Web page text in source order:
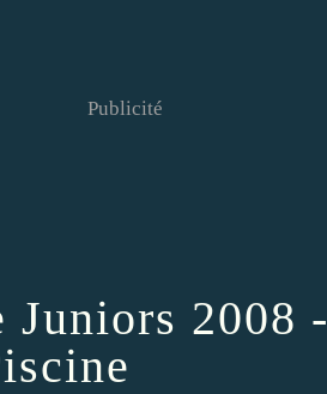
Publicité
Juniors 2008 -